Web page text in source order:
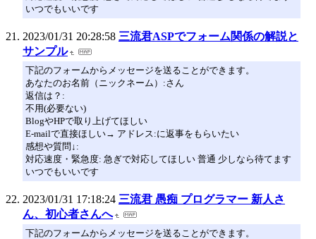
いつでもいいです
2023/01/31 20:28:58 三流君ASPでフォーム関係の解説と
サンプル
下記のフォームからメッセージを送ることができます。
あなたのお名前（ニックネーム）:さん
返信は？:
不用(必要ない)
BlogやHPで取り上げてほしい
E-mailで直接ほしい→ アドレス:に返事をもらいたい
感想や質問↓:
対応速度・緊急度: 急ぎで対応してほしい 普通 少しなら待てます
いつでもいいです
2023/01/31 17:18:24 三流君 愚痴 プログラマー 新人さ
ん、初心者さんへ
下記のフォームからメッセージを送ることができます。